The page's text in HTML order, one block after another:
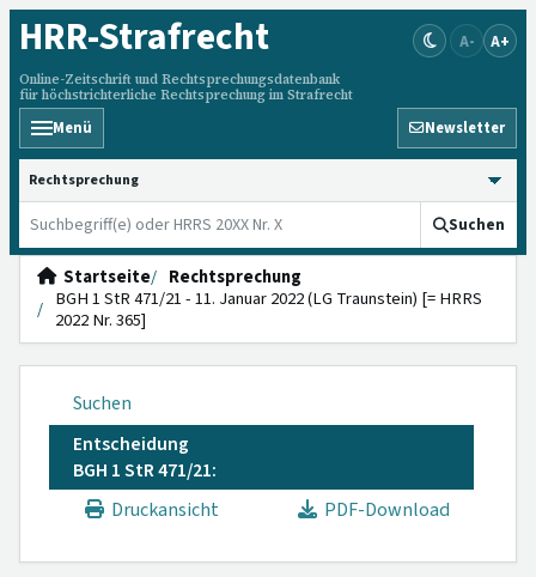
HRR-Strafrecht
Online-Zeitschrift und Rechtsprechungsdatenbank
für höchstrichterliche Rechtsprechung im Strafrecht
A- A+
Menü Newsletter
HRRS durchsuchen
Suchen
Startseite
Rechtsprechung
BGH 1 StR 471/21 - 11. Januar 2022 (LG Traunstein) [= HRRS
2022 Nr. 365]
Suchen
Entscheidung
BGH 1 StR 471/21:
Druckansicht
PDF-Download